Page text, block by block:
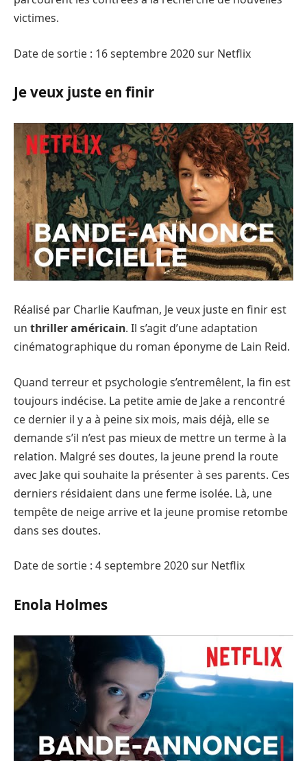
victimes.
Date de sortie : 16 septembre 2020 sur Netflix
Je veux juste en finir
Réalisé par Charlie Kaufman, Je veux juste en finir est
un thriller américain. Il s’agit d’une adaptation
cinématographique du roman éponyme de Lain Reid.
Quand terreur et psychologie s’entremêlent, la fin est
toujours indécise. La petite amie de Jake a rencontré
ce dernier il y a à peine six mois, mais déjà, elle se
demande s’il n’est pas mieux de mettre un terme à la
relation. Malgré ses doutes, la jeune prend la route
avec Jake qui souhaite la présenter à ses parents. Ces
derniers résidaient dans une ferme isolée. Là, une
tempête de neige arrive et la jeune promise retombe
dans ses doutes.
Date de sortie : 4 septembre 2020 sur Netflix
Enola Holmes